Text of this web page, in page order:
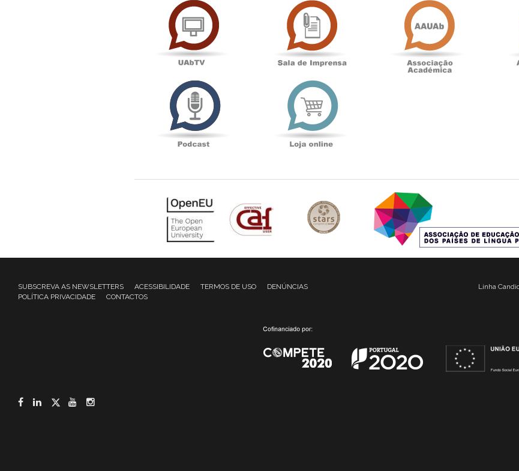
SUBSCREVA AS NEWSLETTERS ACESSIBILIDADE TERMOS DE USO
DENÚNCIAS
POLÍTICA PRIVACIDADE
CONTACTOS
Linha
Facebook
LinkedIn
Twitter
YouTube